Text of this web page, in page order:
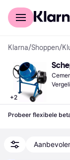
Voor shoppers
Klarna/Shoppen/
+2
Probeer flexibele